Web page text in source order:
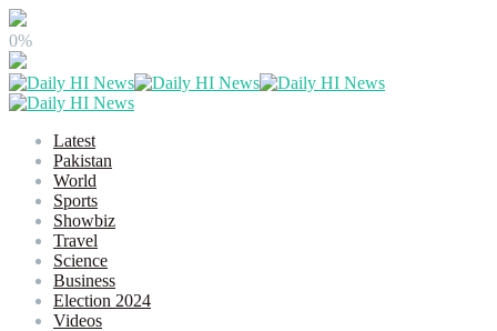
0%
Latest
Pakistan
World
Sports
Showbiz
Travel
Science
Business
Election 2024
Videos